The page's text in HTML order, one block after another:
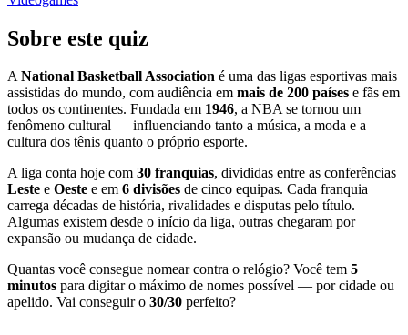
Sobre este quiz
ANational Basketball Association é uma das ligas esportivas mais
assistidas do mundo, com audiência em mais de 200 países e fãs em
todos os continentes. Fundada em 1946, a NBA se tornou um
fenômeno cultural — influenciando tanto a música, a moda e a
cultura dos tênis quanto o próprio esporte.
A liga conta hoje com 30 franquias, divididas entre as conferências
Leste e Oeste e em 6 divisões de cinco equipas. Cada franquia
carrega décadas de história, rivalidades e disputas pelo título.
Algumas existem desde o início da liga, outras chegaram por
expansão ou mudança de cidade.
Quantas você consegue nomear contra o relógio? Você tem 5
minutos para digitar o máximo de nomes possível — por cidade ou
apelido. Vai conseguir o 30/30 perfeito?